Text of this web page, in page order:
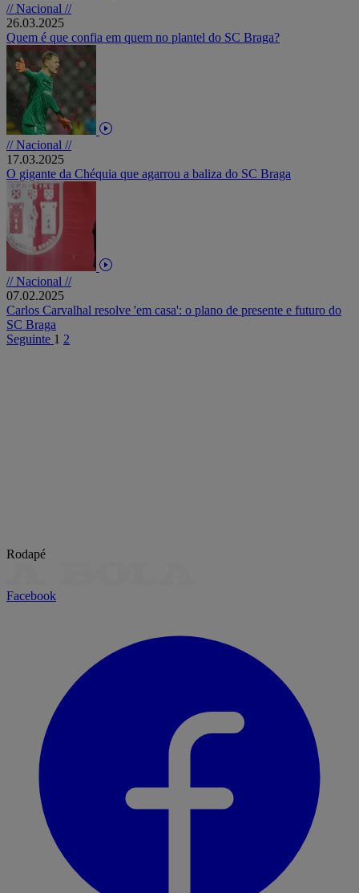
// Nacional //
26.03.2025
Quem é que confia em quem no plantel do SC Braga?
// Nacional //
17.03.2025
O gigante da Chéquia que agarrou a baliza do SC Braga
// Nacional //
07.02.2025
Carlos Carvalhal resolve 'em casa': o plano de presente e futuro do
SC Braga
Seguinte 1 2
Rodapé
Facebook